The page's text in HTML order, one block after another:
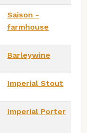
Saison -
farmhouse
Barleywine
Imperial Stout
Imperial Porter